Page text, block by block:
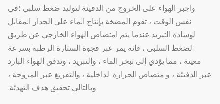
واجبر الهواء على الخروج من الدفيئة لتوليد ضغط سلبي ؛في
نفس الوقت ، تقوم المضخة بإنتاج الماء على الجدار المقابل
لوسادة التبريد.عندما يتم امتصاص الهواء الخارجي عن طريق
الضغط السلبي ، فإنه يمر عبر فجوة الستارة الرطبة بسرعة
معينة ، مما يؤدي إلى تبخر الماء ، والتبريد ، وتدفق الهواء البارد
عبر الدفيئة ، وامتصاص الحرارة الداخلية ، والتفريغ عبر المروحة ،
وبالتالي تحقيق هدف التهدئة.